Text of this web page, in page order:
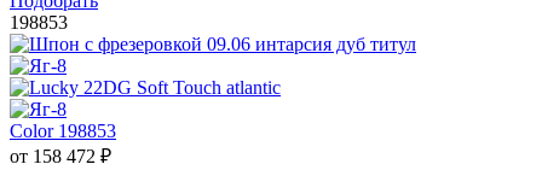
198853
Color 198853
от 158 472 ₽